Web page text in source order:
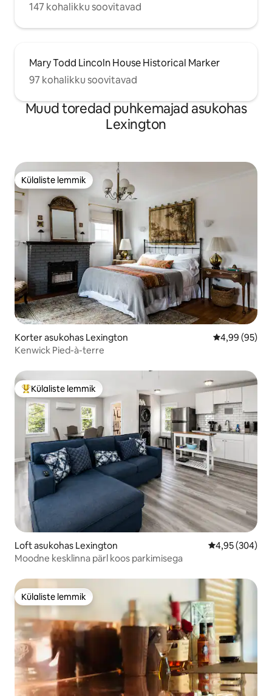
147 kohalikku soovitavad
Mary Todd Lincoln House Historical Marker
97 kohalikku soovitavad
Muud toredad puhkemajad asukohas
Lexington
Külaliste lemmik
Külaliste lemmik
Korter asukohas Lexington Keskmine
4,99 (95)
Kenwick Pied-à-terre
Külaliste suur lemmik
Külaliste lemmik
Loft asukohas Lexington Keskmine
4,95 (304)
Moodne kesklinna pärl koos parkimisega
Külaliste lemmik
Külaliste lemmik